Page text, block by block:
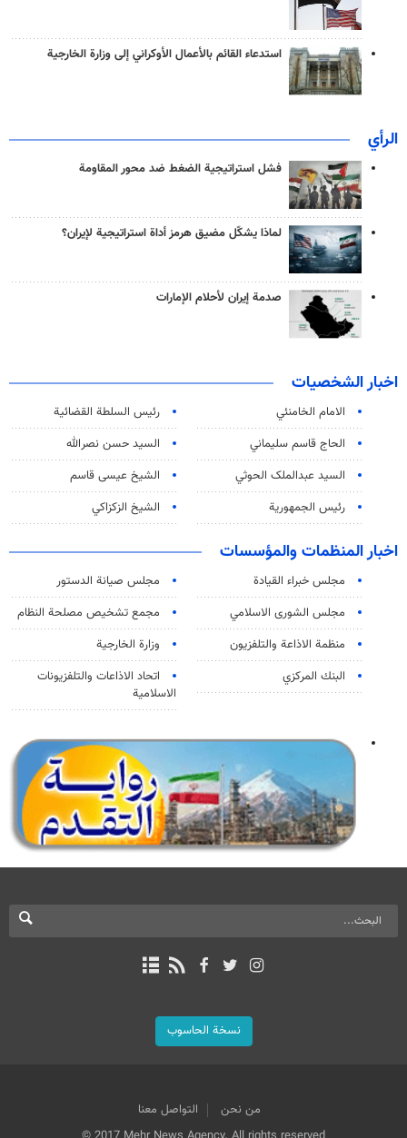
استدعاء القائم بالأعمال الأوكراني إلى وزارة الخارجية
الرأي
فشل استراتيجية الضغط ضد محور المقاومة
لماذا يشكّل مضيق هرمز أداة استراتيجية لإيران؟
صدمة إيران لأحلام الإمارات
اخبار الشخصيات
الامام الخامنئي
رئیس السلطة القضائیة
الحاج قاسم سليماني
السيد حسن نصرالله
السید عبدالملک الحوثي
الشيخ عيسى قاسم
رئيس الجمهورية
الشيخ الزكزاكي
اخبار المنظمات والمؤسسات
مجلس خبراء القيادة
مجلس صيانة الدستور
مجلس الشورى الاسلامي
مجمع تشخيص مصلحة النظام
منظمة الاذاعة والتلفزیون
وزارة الخارجية
البنك المركزي
اتحاد الاذاعات والتلفزيونات
الاسلامية
نسخة الحاسوب
من نحن
التواصل معنا